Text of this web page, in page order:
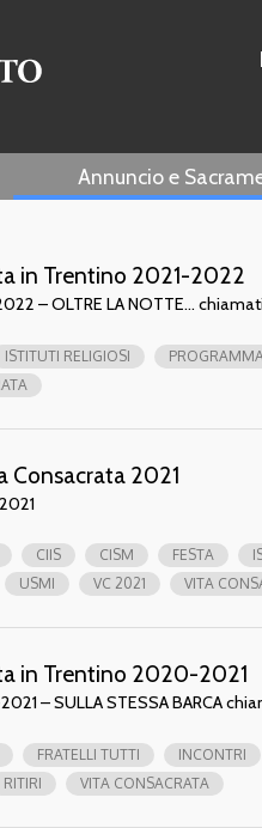
Annuncio e
in Trentino 2021-2022
– OLTRE LA NOTTE…
ISTITUTI RELIGIOSI PROGRAMMA
Consacrata 2021
CIIS CISM FESTA
USMI VC 2021 VITA
in Trentino 2020-2021
– SULLA STESSA BARCA
FRATELLI TUTTI INCONTRI
RITIRI VITA CONSACRATA